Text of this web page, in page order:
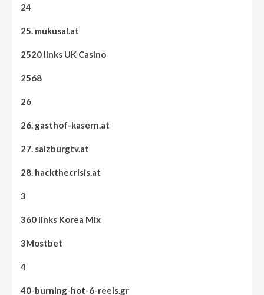
24
25. mukusal.at
2520 links UK Casino
2568
26
26. gasthof-kasern.at
27. salzburgtv.at
28. hackthecrisis.at
3
360 links Korea Mix
3Mostbet
4
40-burning-hot-6-reels.gr